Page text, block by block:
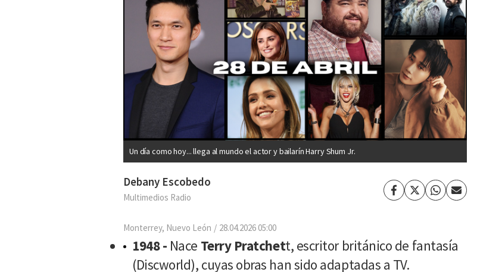
Un día como hoy... llega al mundo el actor y bailarín Harry Shum Jr.
Debany Escobedo
Multimedios Radio Facebook
TwitterWhatsapp
Enviar
Monterrey, Nuevo León 28.04.2026 05:00
1948 - Nace Terry Pratchett, escritor británico de fantasía
(Discworld), cuyas obras han sido adaptadas a TV.